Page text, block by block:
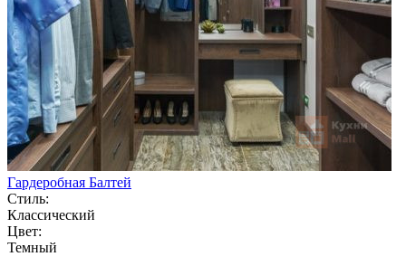
Гардеробная Балтей
Стиль:
Классический
Цвет:
Темный